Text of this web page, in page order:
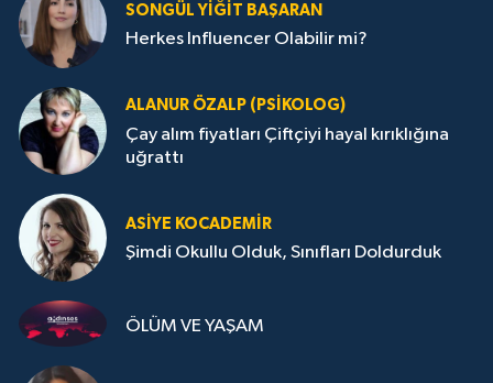
SONGÜL YIĞIT BAŞARAN
Herkes Influencer Olabilir mi?
ALANUR ÖZALP (PSIKOLOG)
Çay alım fiyatları Çiftçiyi hayal kırıklığına
uğrattı
ASIYE KOCADEMİR
Şimdi Okullu Olduk, Sınıfları Doldurduk
ÖLÜM VE YAŞAM